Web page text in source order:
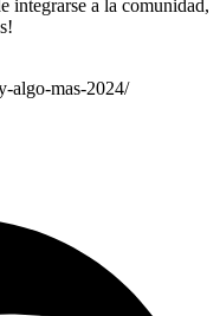
integrarse a la comunidad,
algo-mas-2024/